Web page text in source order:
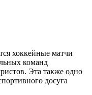
хоккейные матчи
команд
Эта также одно
досуга